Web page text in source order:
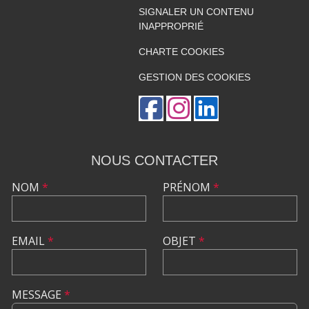
SIGNALER UN CONTENU
INAPPROPRIÉ
CHARTE COOKIES
GESTION DES COOKIES
NOUS CONTACTER
NOM *
EMAIL*
PRÉNOM *
OBJET *
MESSAGE *